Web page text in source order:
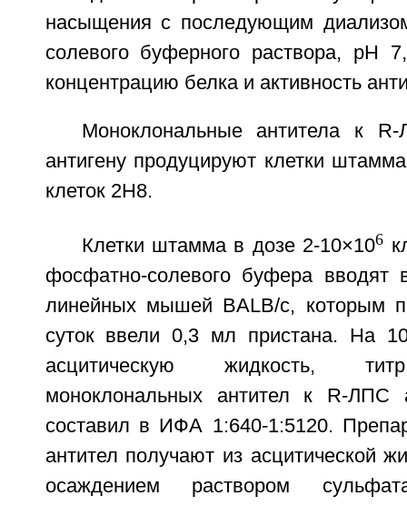
насыщения с последующим
солевого буферного раствора, рН
концентрацию белка и активность
Моноклональные антитела к
антигену продуцируют клетки
клеток 2Н8.
Клетки штамма в дозе 2-10×106
фосфатно-солевого буфера
линейных мышей BALB/c, которым
суток ввели 0,3 мл пристана. На
асцитическую жидкость,
моноклональных антител к R-ЛПС
составил в ИФА 1:640-1:5120.
антител получают из асцитической
осаждением раствором